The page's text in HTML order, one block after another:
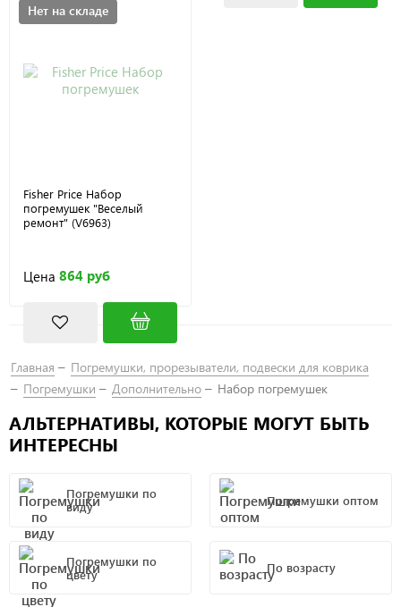
Нет на складе
Fisher Price Набор
погремушек "Веселый
ремонт" (V6963)
Цена 864 руб
Главная
Погремушки, прорезыватели, подвески для коврика
Погремушки
Дополнительно Набор погремушек
АЛЬТЕРНАТИВЫ, КОТОРЫЕ МОГУТ БЫТЬ
ИНТЕРЕСНЫ
Погремушки по
виду
Погремушки оптом
Погремушки по
цвету
По возрасту